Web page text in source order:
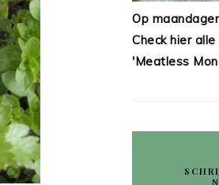
Op
Check hier
'Meatless